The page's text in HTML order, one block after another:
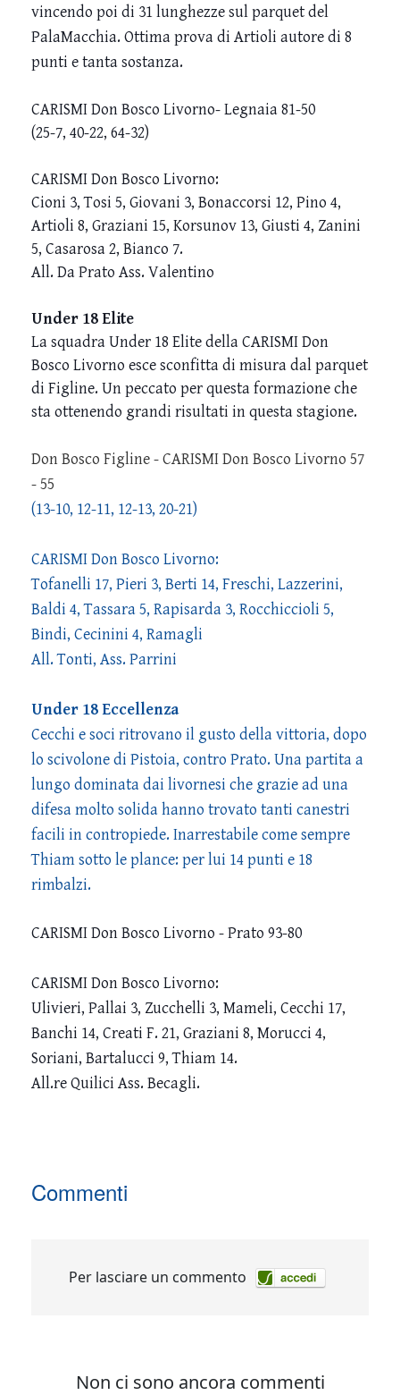
vincendo poi di 31 lunghezze sul parquet del
PalaMacchia. Ottima prova di Artioli autore di 8
punti e tanta sostanza.
CARISMI Don Bosco Livorno- Legnaia 81-50
(25-7, 40-22, 64-32)
CARISMI Don Bosco Livorno:
Cioni 3, Tosi 5, Giovani 3, Bonaccorsi 12, Pino 4,
Artioli 8, Graziani 15, Korsunov 13, Giusti 4, Zanini
5, Casarosa 2, Bianco 7.
All. Da Prato Ass. Valentino
Under 18 Elite
La squadra Under 18 Elite della CARISMI Don
Bosco Livorno esce sconfitta di misura dal parquet
di Figline. Un peccato per questa formazione che
sta ottenendo grandi risultati in questa stagione.
Don Bosco Figline - CARISMI Don Bosco Livorno 57
- 55
(13-10, 12-11, 12-13, 20-21)
CARISMI Don Bosco Livorno:
Tofanelli 17, Pieri 3, Berti 14, Freschi, Lazzerini,
Baldi 4, Tassara 5, Rapisarda 3, Rocchiccioli 5,
Bindi, Cecinini 4, Ramagli
All. Tonti, Ass. Parrini
Under 18 Eccellenza
Cecchi e soci ritrovano il gusto della vittoria, dopo
lo scivolone di Pistoia, contro Prato. Una partita a
lungo dominata dai livornesi che grazie ad una
difesa molto solida hanno trovato tanti canestri
facili in contropiede. Inarrestabile come sempre
Thiam sotto le plance: per lui 14 punti e 18
rimbalzi.
CARISMI Don Bosco Livorno - Prato 93-80
CARISMI Don Bosco Livorno:
Ulivieri, Pallai 3, Zucchelli 3, Mameli, Cecchi 17,
Banchi 14, Creati F. 21, Graziani 8, Morucci 4,
Soriani, Bartalucci 9, Thiam 14.
All.re Quilici Ass. Becagli.
Commenti